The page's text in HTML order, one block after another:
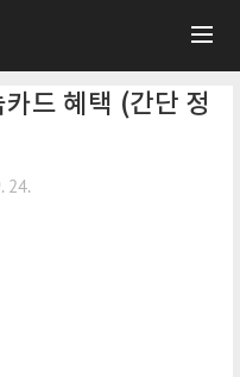
드 혜택 (간단 정
24.